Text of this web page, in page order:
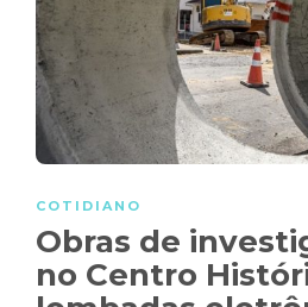
COTIDIANO
Obras de
no Centro